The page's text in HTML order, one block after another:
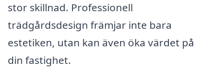
stor skillnad. Professionell
trädgårdsdesign främjar inte bara
estetiken, utan kan även öka värdet på
din fastighet.